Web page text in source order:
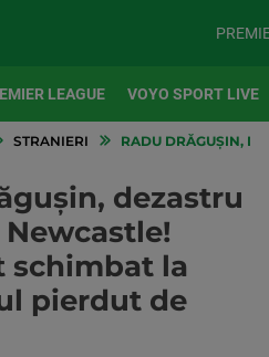
LEAGUE VOYO SPORT LIVE
STRANIERI RADU DRĂGUȘIN,
dezastru
schimbat la
pierdut de